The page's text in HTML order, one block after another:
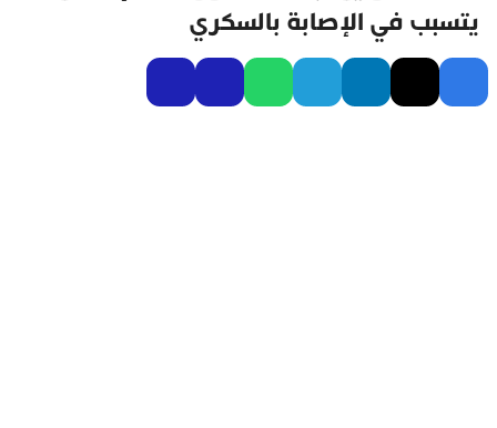
يتسبب في الإصابة بالسكري